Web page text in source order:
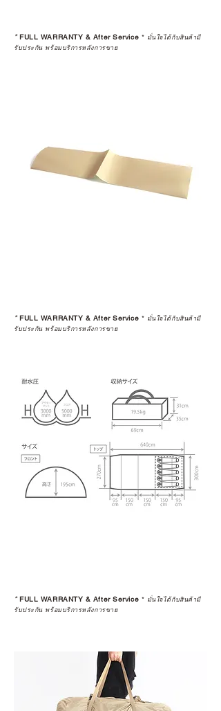
*FULL WARRANTY & After Service * มั่นใจได้กับสินค้ามี
รับประกัน พร้อมบริการหลังการขาย
*FULL WARRANTY & After Service * มั่นใจได้กับสินค้ามี
รับประกัน พร้อมบริการหลังการขาย
*FULL WARRANTY & After Service * มั่นใจได้กับสินค้ามี
รับประกัน พร้อมบริการหลังการขาย